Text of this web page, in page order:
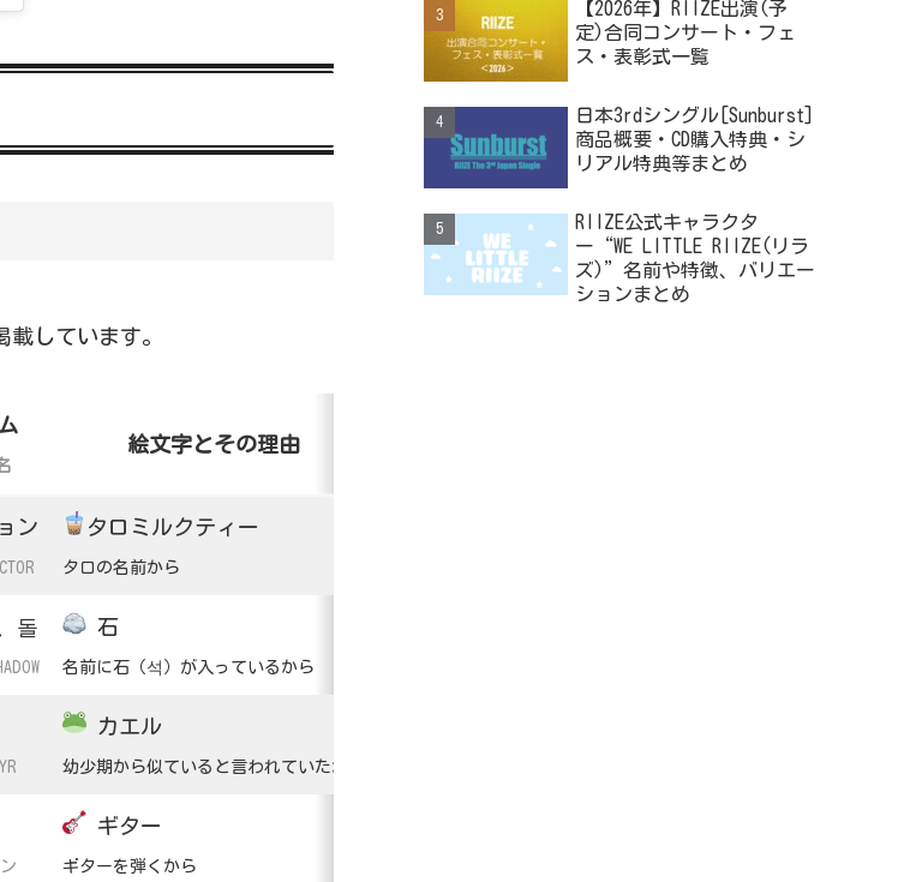
しています。
絵文字とその理由
ン タロミルクティー
タロの名前から
돌 石
名前に石 （석） が入っているから
カエル
幼少期から似ていると言われていたから
ギター
ギターを弾くから
【2026年】RIIZE出演(予
定)合同コンサート・フェ
ス・表彰式一覧
日本3rdシングル[Sunburst]
商品概要・CD購入特典・シ
リアル特典等まとめ
RIIZE公式キャラクタ
ー“WE LITTLE RIIZE(リラ
ズ)”名前や特徴、バリエー
ションまとめ